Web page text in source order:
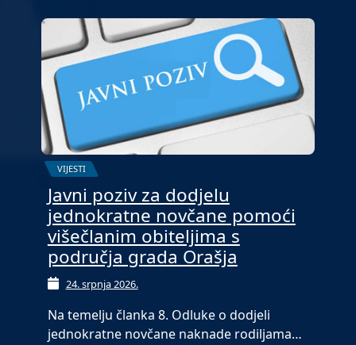
VIJESTI
Javni poziv za dodjelu
jednokratne novčane pomoći
višečlanim obiteljima s
područja grada Orašja
24. srpnja 2026.
Na temelju članka 8. Odluke o dodjeli
jednokratne novčane naknade rodiljama…